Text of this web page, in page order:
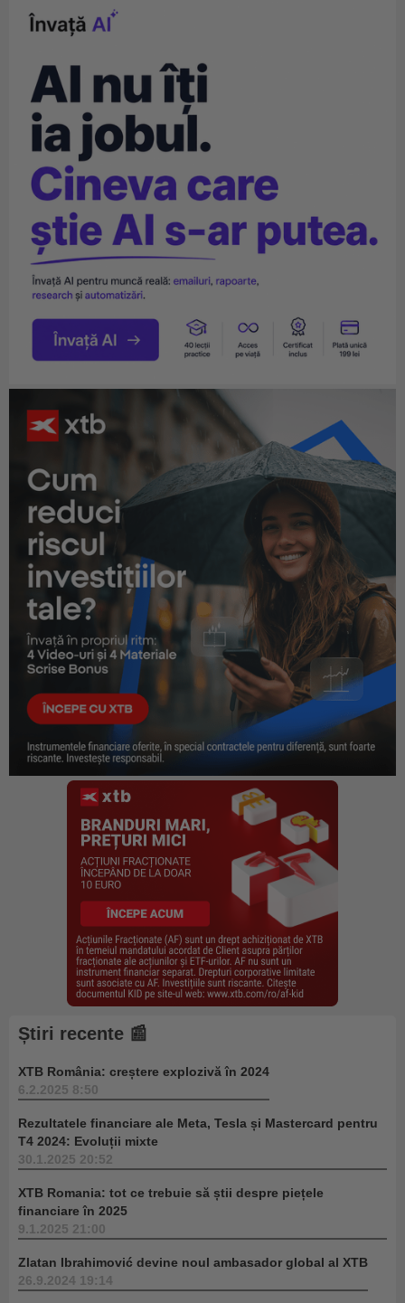
Știri recente 📰
XTB România: creștere explozivă în 2024
6.2.2025 8:50
Rezultatele financiare ale Meta, Tesla și Mastercard pentru
T4 2024: Evoluții mixte
30.1.2025 20:52
XTB Romania: tot ce trebuie să știi despre piețele
financiare în 2025
9.1.2025 21:00
Zlatan Ibrahimović devine noul ambasador global al XTB
26.9.2024 19:14